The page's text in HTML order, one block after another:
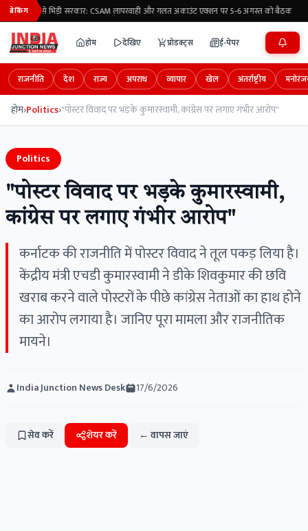
ब्रेकिंगमेटा से भिड़ी सरकार: CSAM लापरवाही और गलत अकाउंट एक्शन पर 5-6 अगस्त को बैठक
होम देखिए प्रोडक्ट्स ई-पेपर
राजनीति देश राज्य अपराध व्यापार खेल अंतर्राष्ट्रीय
होम›Politics›"पोस्टर विवाद पर भड़के कुमारस्वामी, कांग्रेस पर लगाए गंभीर आरोप"
Politics
"पोस्टर विवाद पर भड़के कुमारस्वामी,
कांग्रेस पर लगाए गंभीर आरोप"
कर्नाटक की राजनीति में पोस्टर विवाद ने तूल पकड़ लिया है।
केंद्रीय मंत्री एचडी कुमारस्वामी ने डीके शिवकुमार की छवि
खराब करने वाले पोस्टरों के पीछे कांग्रेस नेताओं का हाथ होने
का आरोप लगाया है। जानिए पूरा मामला और राजनीतिक
मायने।
India Junction News Desk 17/6/2026
सेव करें शेयर करें ← वापस जाएं